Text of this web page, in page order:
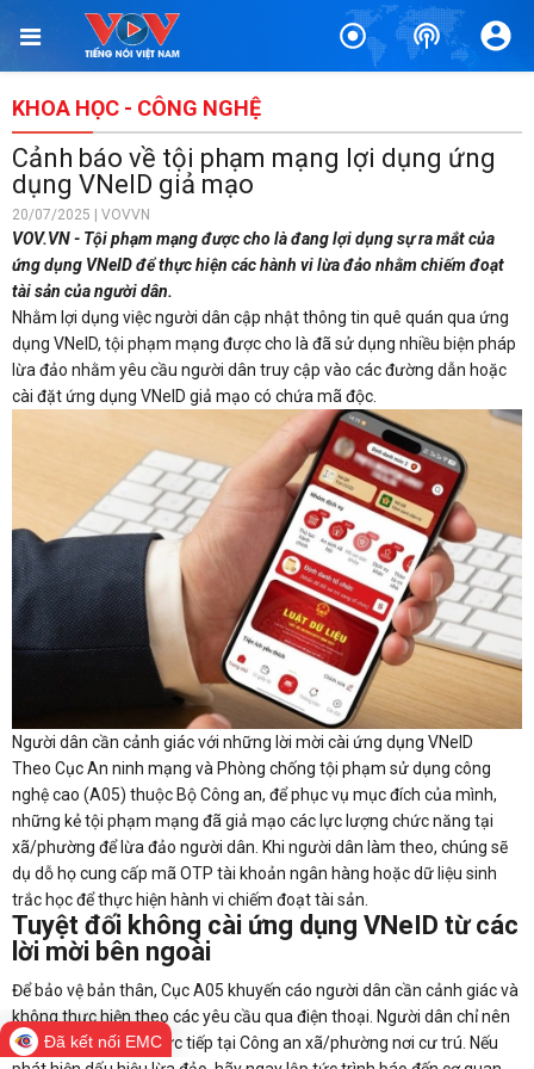
KHOA HỌC - CÔNG NGHỆ
Cảnh báo về tội phạm mạng lợi dụng ứng
dụng VNeID giả mạo
20/07/2025 | VOVVN
VOV.VN - Tội phạm mạng được cho là đang lợi dụng sự ra mắt của
ứng dụng VNeID để thực hiện các hành vi lừa đảo nhằm chiếm đoạt
tài sản của người dân.
Nhằm lợi dụng việc người dân cập nhật thông tin quê quán qua ứng
dụng VNeID, tội phạm mạng được cho là đã sử dụng nhiều biện pháp
lừa đảo nhằm yêu cầu người dân truy cập vào các đường dẫn hoặc
cài đặt ứng dụng VNeID giả mạo có chứa mã độc.
Người dân cần cảnh giác với những lời mời cài ứng dụng VNeID
Theo Cục An ninh mạng và Phòng chống tội phạm sử dụng công
nghệ cao (A05) thuộc Bộ Công an, để phục vụ mục đích của mình,
những kẻ tội phạm mạng đã giả mạo các lực lượng chức năng tại
xã/phường để lừa đảo người dân. Khi người dân làm theo, chúng sẽ
dụ dỗ họ cung cấp mã OTP tài khoản ngân hàng hoặc dữ liệu sinh
trắc học để thực hiện hành vi chiếm đoạt tài sản.
Tuyệt đối không cài ứng dụng VNeID từ các
lời mời bên ngoài
Để bảo vệ bản thân, Cục A05 khuyến cáo người dân cần cảnh giác và
không thực hiện theo các yêu cầu qua điện thoại. Người dân chỉ nên
cập nhật thông tin trực tiếp tại Công an xã/phường nơi cư trú. Nếu
Đã kết nối EMC